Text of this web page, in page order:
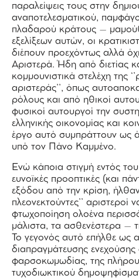
παραλείψεις τους στην
αναποτελεσματικού,
πλαδαρού κράτους –
εξελίξεων αυτών, οι
διέπουν προεχόντως αλλά
Αριστερά. Ήδη από διετίας
κομμουνιστικά στελέχη της
αριστεράς’’, όπως
ρόλους και από ηθικοί
φυσικοί αυτουργοί την
ελληνικής οικονομίας και
έργο αυτό συμπράττουν ως
υπό τον Πάνο Καμμένο.
Ενώ κάποια στιγμή εντός
ευνοϊκές προοπτικές (και
εξόδου από την κρίση, ήλθαν
πλεονεκτούντες’’ αριστεροί
φτωχοποίηση ολοένα
μάλιστα, τα ασθενέστερα –
Το γεγονός αυτό επήλθε ως
διαπραγμάτευσης ενεχούσης
φαρσοκωμωδίας, της
τυχοδιωκτικού